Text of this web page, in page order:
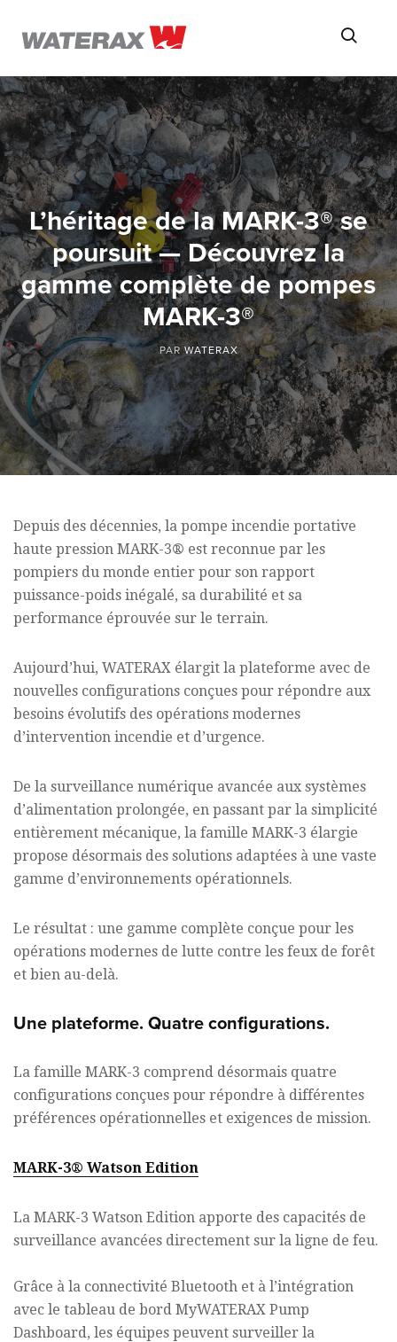
ON
ROAD
WITH
WATSON
L’héritage de la MARK-3® se
poursuit — Découvrez la
gamme complète de pompes
MARK-3®
PARWATERAX
Depuis des décennies, la pompe incendie portative
haute pression MARK-3® est reconnue par les
pompiers du monde entier pour son rapport
puissance-poids inégalé, sa durabilité et sa
performance éprouvée sur le terrain.
Aujourd’hui, WATERAX élargit la plateforme avec de
nouvelles configurations conçues pour répondre aux
besoins évolutifs des opérations modernes
d’intervention incendie et d’urgence.
De la surveillance numérique avancée aux systèmes
d’alimentation prolongée, en passant par la simplicité
entièrement mécanique, la famille MARK-3 élargie
propose désormais des solutions adaptées à une vaste
gamme d’environnements opérationnels.
Le résultat : une gamme complète conçue pour les
opérations modernes de lutte contre les feux de forêt
et bien au-delà.
Une plateforme. Quatre configurations.
La famille MARK-3 comprend désormais quatre
configurations conçues pour répondre à différentes
préférences opérationnelles et exigences de mission.
MARK-3® Watson Edition
La MARK-3 Watson Edition apporte des capacités de
surveillance avancées directement sur la ligne de feu.
Grâce à la connectivité Bluetooth et à l’intégration
avec le tableau de bord MyWATERAX Pump
Dashboard, les équipes peuvent surveiller la